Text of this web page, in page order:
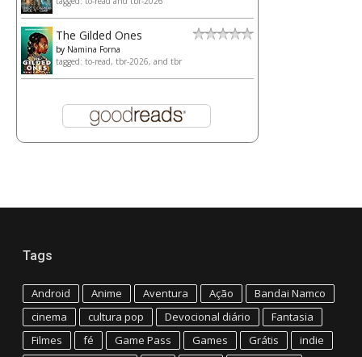
The Gilded Ones
by Namina Forna
tagged: to-read, tbr-2026, and tbr
Tags
Android Anime Aventura Ação
Bandai Namco
cinema
cultura pop Devocional diário
Fantasia
Filmes
fé Game Pass Games Grátis
indie